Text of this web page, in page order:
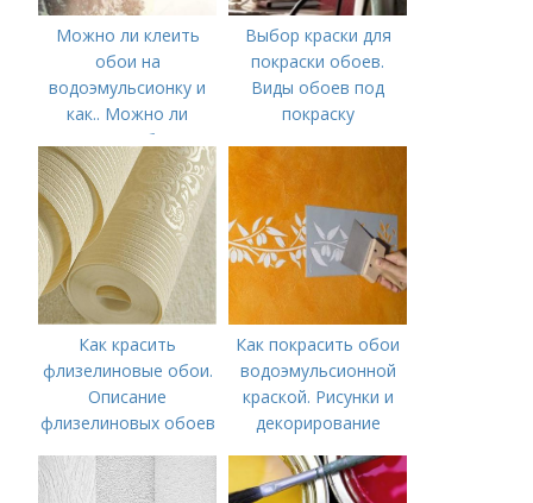
Можно ли клеить
обои на
водоэмульсионку и
как.. Можно ли
наклеить обои на
водоэмульсионную
краску
Выбор краски для
покраски обоев.
Виды обоев под
покраску
Как красить
флизелиновые обои.
Описание
флизелиновых обоев
Как покрасить обои
водоэмульсионной
краской. Рисунки и
декорирование